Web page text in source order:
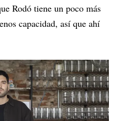
Rodó tiene un poco más
capacidad, así que ahí